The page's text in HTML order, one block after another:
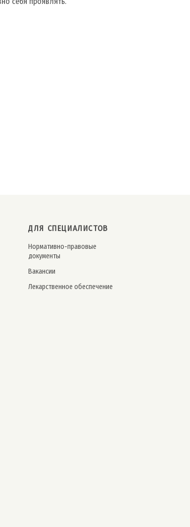
ДЛЯ СПЕЦИАЛИСТОВ
Нормативно-правовые
документы
Вакансии
Лекарственное обеспечение